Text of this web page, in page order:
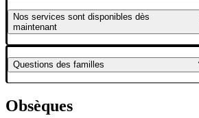
Nos services sont disponibles dès
maintenant
Questions des familles
Obsèques